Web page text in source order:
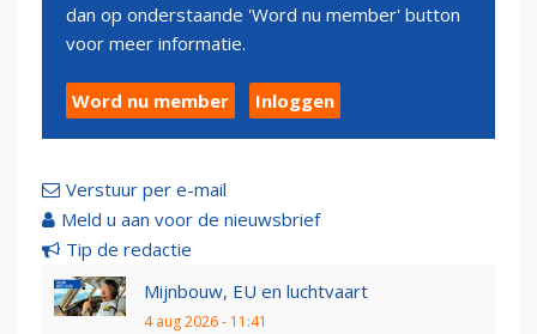
dan op onderstaande 'Word nu member' button
voor meer informatie.
Word nu member Inloggen
Verstuur per e-mail
Meld u aan voor de nieuwsbrief
Tip de redactie
Mijnbouw, EU en luchtvaart
4 aug 2026 - 11:41